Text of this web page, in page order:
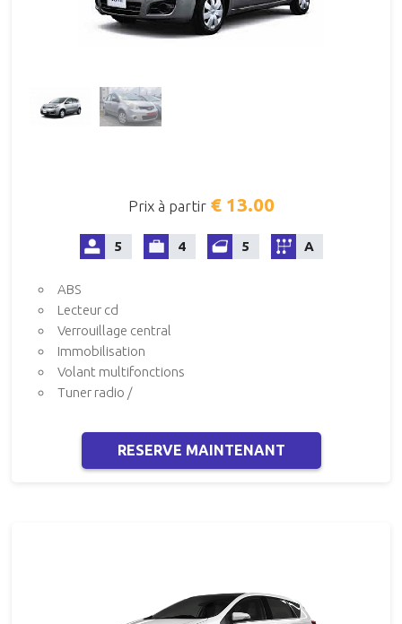
Prix à partir€ 13.00
5 4 5 A
ABS
Lecteur cd
Verrouillage central
Immobilisation
Volant multifonctions
Tuner radio /
RESERVE MAINTENANT